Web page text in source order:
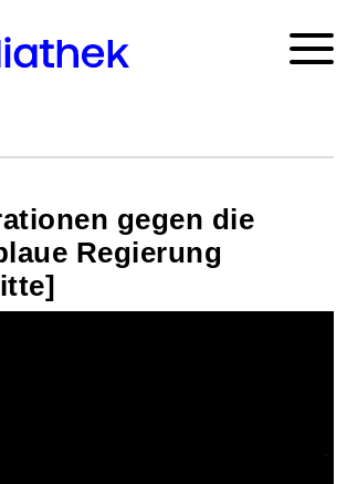
gegen die
Regierung